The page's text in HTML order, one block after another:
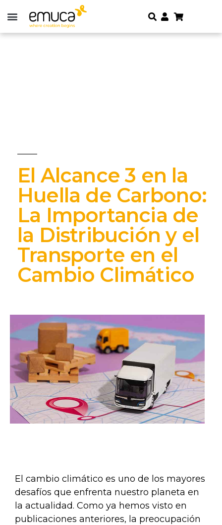
El Alcance 3 en la
Huella de Carbono:
La Importancia de
la Distribución y el
Transporte en el
Cambio Climático
El cambio climático es uno de los mayores
desafíos que enfrenta nuestro planeta en
la actualidad. Como ya hemos visto en
publicaciones anteriores, la preocupación